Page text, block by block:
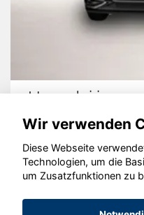
Hyundai i30
©
Wir verwenden
Diese Webseite
Technologien, um die
um Zusatzfunktionen zu